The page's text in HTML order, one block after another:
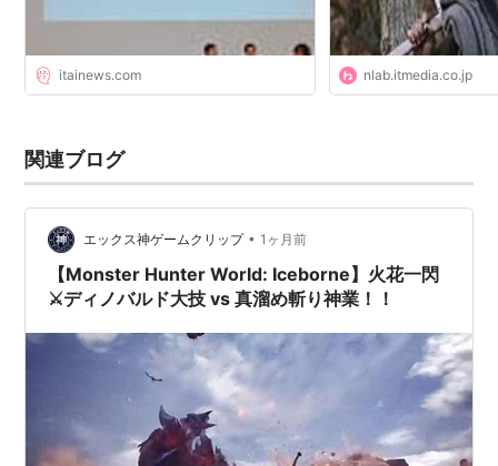
剣の大きさを利用した防御が可能。
この武器を自分の手足のごとく使い分けることが
できるようになれば一人前のハンターと言える。
各作品の解説ページ(参考)
ポータブル
ポータブル 2nd
3(トライ)
3（トライ）G
斬撃のREGINLEIV
itainews.com nlab.itmedia.co.jp
関連ブログ
エックス神ゲームクリップ • 1ヶ月前
【Monster Hunter World: Iceborne】火花一閃
⚔️ディノバルド大技 vs 真溜め斬り神業！！